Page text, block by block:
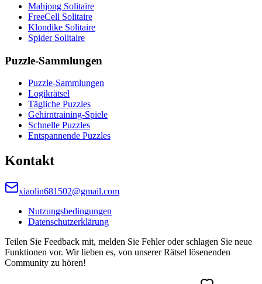
Mahjong Solitaire
FreeCell Solitaire
Klondike Solitaire
Spider Solitaire
Puzzle-Sammlungen
Puzzle-Sammlungen
Logikrätsel
Tägliche Puzzles
Gehirntraining-Spiele
Schnelle Puzzles
Entspannende Puzzles
Kontakt
xiaolin681502@gmail.com
Nutzungsbedingungen
Datenschutzerklärung
Teilen Sie Feedback mit, melden Sie Fehler oder schlagen Sie neue
Funktionen vor. Wir lieben es, von unserer Rätsel lösenenden
Community zu hören!